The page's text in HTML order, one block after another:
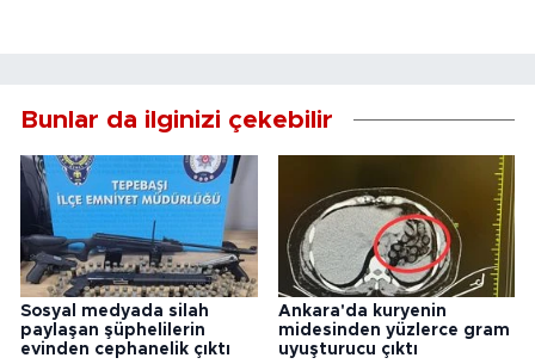
Bunlar da ilginizi çekebilir
Sosyal medyada silah
paylaşan şüphelilerin
evinden cephanelik çıktı
Ankara'da kuryenin
midesinden yüzlerce gram
uyuşturucu çıktı